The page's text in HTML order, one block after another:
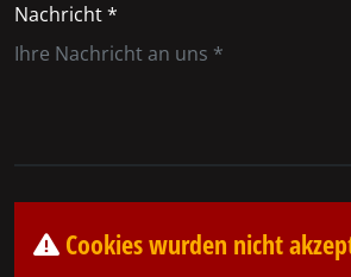
Nachricht *
Cookies wurden nicht